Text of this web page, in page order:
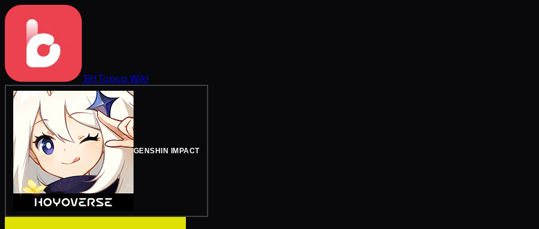
BitTopup Wiki
GENSHIN IMPACT